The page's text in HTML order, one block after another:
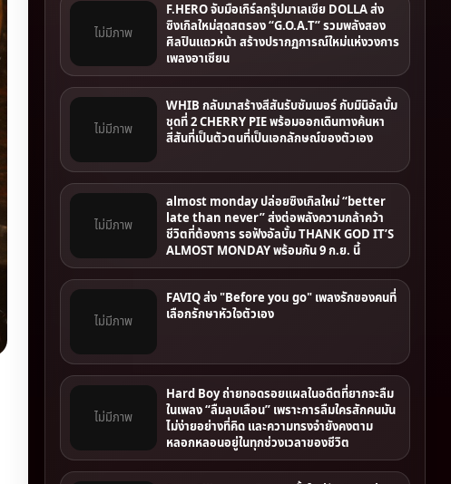
ไม่มีภาพ
F.HERO จับมือเกิร์ลกรุ๊ปมาเลเซีย DOLLA ส่ง
ซิงเกิลใหม่สุดสตรอง “G.O.A.T” รวมพลังสอง
ศิลปินแถวหน้า สร้างปรากฏการณ์ใหม่แห่งวงการ
เพลงอาเซียน
ไม่มีภาพ
WHIB กลับมาสร้างสีสันรับซัมเมอร์ กับมินิอัลบั้ม
ชุดที่ 2 CHERRY PIE พร้อมออกเดินทางค้นหา
สีสันที่เป็นตัวตนที่เป็นเอกลักษณ์ของตัวเอง
ไม่มีภาพ
almost monday ปล่อยซิงเกิลใหม่ “better
late than never” ส่งต่อพลังความกล้าคว้า
ชีวิตที่ต้องการ รอฟังอัลบั้ม THANK GOD IT’S
ALMOST MONDAY พร้อมกัน 9 ก.ย. นี้
ไม่มีภาพ
FAVIQ ส่ง "Before you go" เพลงรักของคนที่
เลือกรักษาหัวใจตัวเอง
ไม่มีภาพ
Hard Boy ถ่ายทอดรอยแผลในอดีตที่ยากจะลืม
ในเพลง “ลืมลบเลือน” เพราะการลืมใครสักคนมัน
ไม่ง่ายอย่างที่คิด และความทรงจํายังคงตาม
หลอกหลอนอยู่ในทุกช่วงเวลาของชีวิต